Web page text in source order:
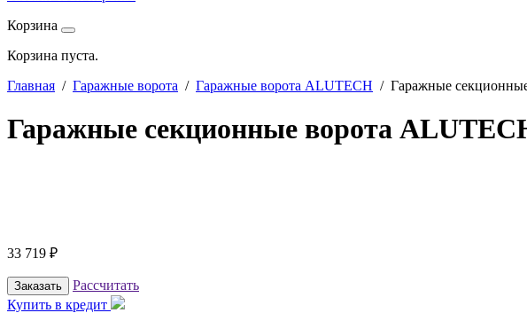
Корзина
Корзина пуста.
Главная / Гаражные ворота / Гаражные ворота ALUTECH / Гаражные
Гаражные секционные ворота
33 719 ₽
Заказать
Рассчитать
Купить в кредит